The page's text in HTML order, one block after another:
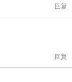
回复
回复